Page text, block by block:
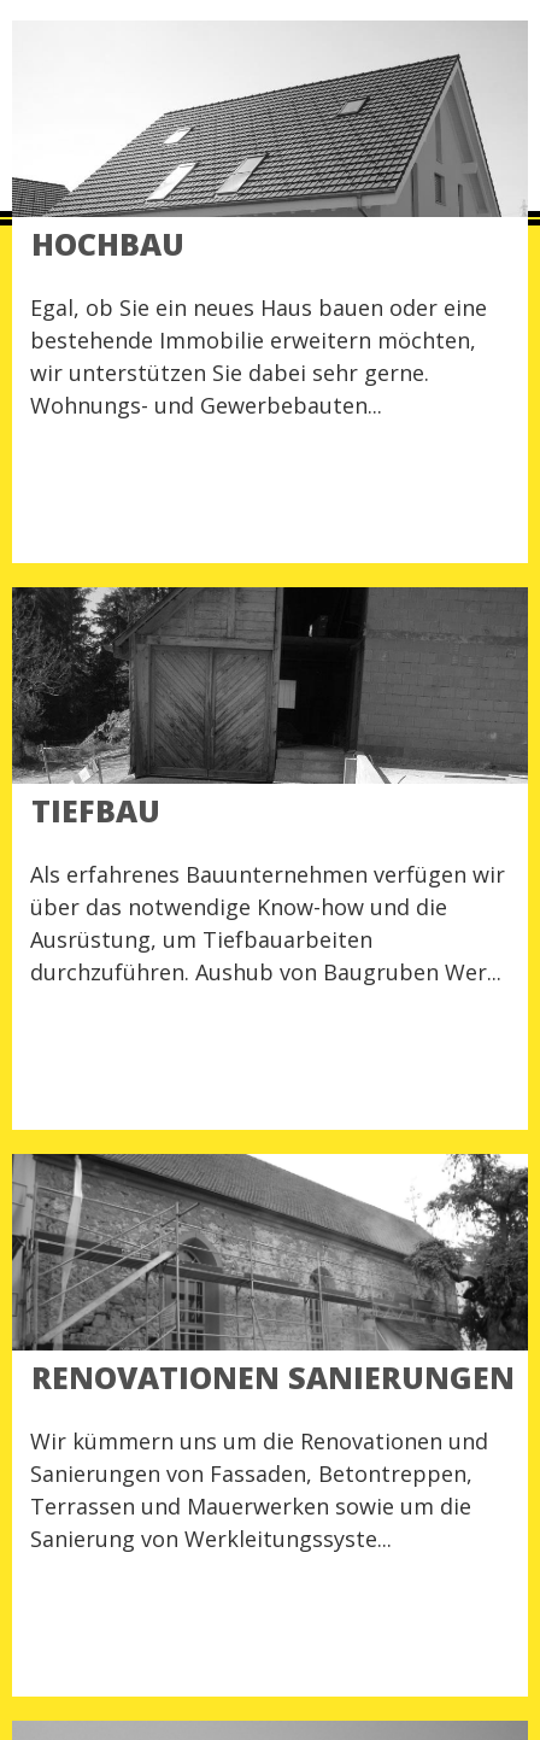
HOCHBAU
Egal, ob Sie ein neues Haus bauen oder eine
bestehende Immobilie erweitern möchten,
wir unterstützen Sie dabei sehr gerne.
Wohnungs- und Gewerbebauten...
TIEFBAU
Als erfahrenes Bauunternehmen verfügen wir
über das notwendige Know-how und die
Ausrüstung, um Tiefbauarbeiten
durchzuführen. Aushub von Baugruben Wer...
RENOVATIONEN SANIERUNGEN
Wir kümmern uns um die Renovationen und
Sanierungen von Fassaden, Betontreppen,
Terrassen und Mauerwerken sowie um die
Sanierung von Werkleitungssyste...